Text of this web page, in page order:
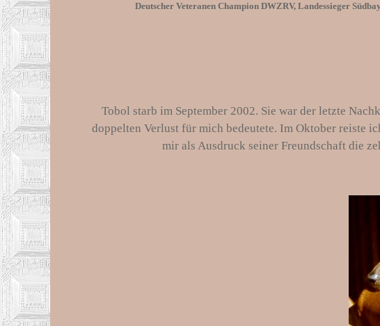
Deutscher Veteranen Champion DWZRV, Landessieger
Tobol starb im September 2002. Sie war der letzte
doppelten Verlust für mich bedeutete. Im Oktober reiste
mir als Ausdruck seiner Freundschaft die